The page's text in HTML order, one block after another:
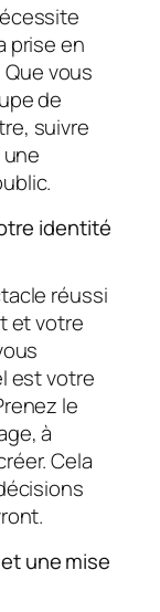
prise en
vous
de
suivre
identité
réussi
et votre
est votre
le
à
Cela
une mise